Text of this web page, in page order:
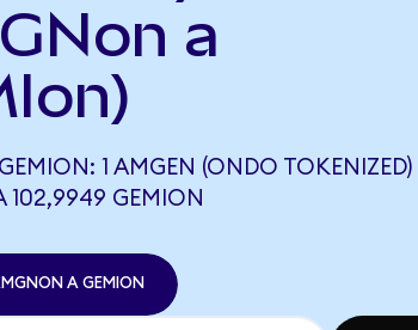
a
1 AMGEN (ONDO TOKENIZED)
102,9949 GEMION
A GEMION